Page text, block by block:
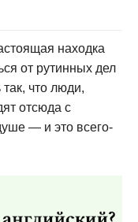
находка
от рутинных дел
что люди,
отсюда с
— и это всего-